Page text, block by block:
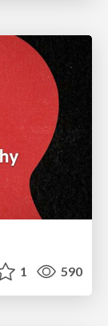
1 590